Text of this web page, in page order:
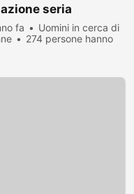
seria
fa
Uomini in cerca di
274 persone hanno